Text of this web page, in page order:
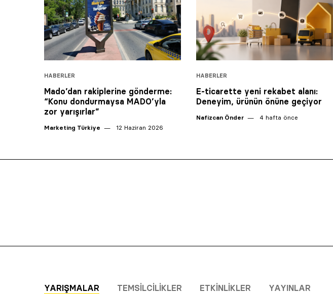
HABERLER
Mado’dan rakiplerine gönderme:
“Konu dondurmaysa MADO’yla
zor yarışırlar”
Marketing Türkiye 12 Haziran 2026
HABERLER
E-ticarette yeni rekabet alanı:
Deneyim, ürünün önüne geçiyor
Nafizcan Önder 4 hafta önce
YARIŞMALAR TEMSILCILIKLER ETKINLIKLER YAYINLAR